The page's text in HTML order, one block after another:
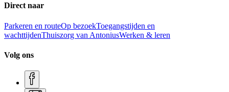
Direct naar
Parkeren en routeOp bezoekToegangstijden en
wachttijdenThuiszorg van AntoniusWerken & leren
Volg ons